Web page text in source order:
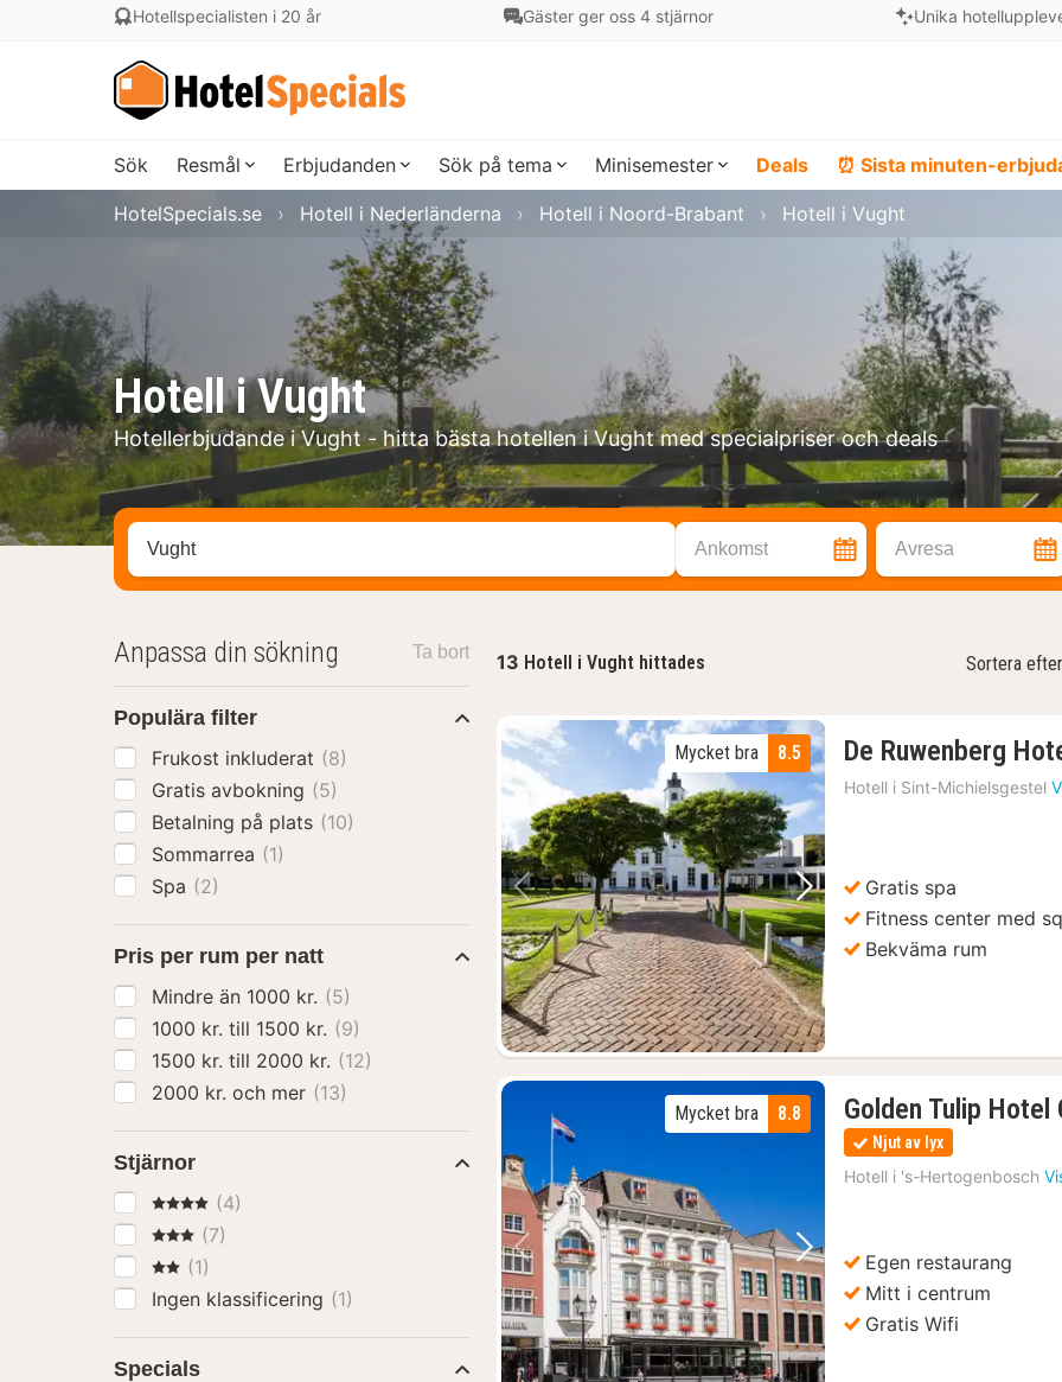
Hotellspecialisten i 20 år Gäster ger oss 4 stjärnor Unika
Sök Resmål Erbjudanden Sök på tema Minisemester Deals ⏰ Sista minuten-
Hotell i Vught
Hotellerbjudande i Vught - hitta bästa hotellen i Vught med specialpriser och deals
HotelSpecials.se Hotell i Nederländerna Hotell i Noord-Brabant Hotell i Vught
Sök efter hotell, område eller stad Ankomst Avresa
13 Hotell i Vught hittades Sortera efter
Föregående bild Nästa bild
8.5
Mycket bra De Ruwenberg
Hotell i Sint-Michielsgestel
Gratis spa
Fitness center med
Bekväma rum
Föregående bild Nästa bild
8.8
Mycket bra Golden Tulip Hotel
Njut av lyx
Hotell i 's-Hertogenbosch
Egen restaurang
Mitt i centrum
Gratis Wifi
Anpassa din sökning Ta bort
Populära filter
Frukost inkluderat (8)
Gratis avbokning (5)
Betalning på plats (10)
Sommarrea (1)
Spa (2)
Pris per rum per natt
Mindre än 1000 kr. (5)
1000 kr. till 1500 kr. (9)
1500 kr. till 2000 kr. (12)
2000 kr. och mer (13)
Stjärnor
4 Stjärnor
(4)
3 Stjärnor
(7)
2 Stjärnor
(1)
Ingen klassificering (1)
Specials